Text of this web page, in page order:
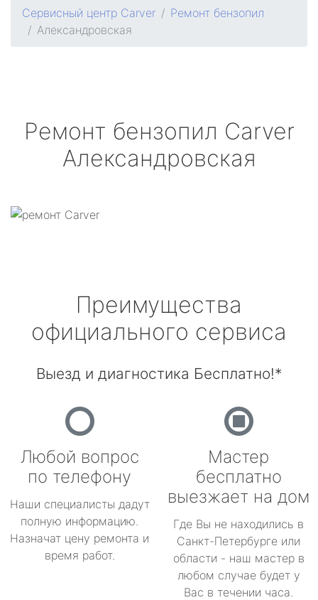
Сервисный центр Carver
Ремонт бензопил
Александровская
Ремонт бензопил Carver
Александровская
Преимущества
официального сервиса
Выезд и диагностика Бесплатно!*
Любой вопрос
по телефону
Наши специалисты дадут
полную информацию.
Назначат цену ремонта и
время работ.
Мастер
бесплатно
выезжает на дом
Где Вы не находились в
Санкт-Петербурге или
области - наш мастер в
любом случае будет у
Вас в течении часа.